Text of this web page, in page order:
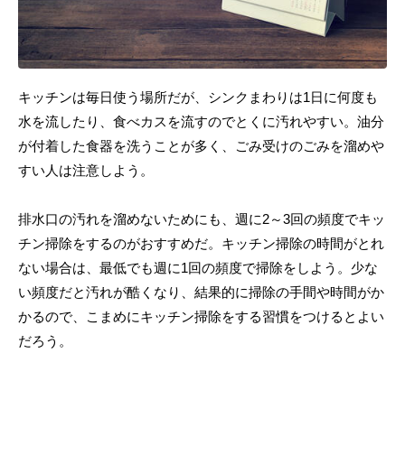
キッチンは毎日使う場所だが、シンクまわりは1日に何度も
水を流したり、食べカスを流すのでとくに汚れやすい。油分
が付着した食器を洗うことが多く、ごみ受けのごみを溜めや
すい人は注意しよう。
排水口の汚れを溜めないためにも、週に2～3回の頻度でキッ
チン掃除をするのがおすすめだ。キッチン掃除の時間がとれ
ない場合は、最低でも週に1回の頻度で掃除をしよう。少な
い頻度だと汚れが酷くなり、結果的に掃除の手間や時間がか
かるので、こまめにキッチン掃除をする習慣をつけるとよい
だろう。